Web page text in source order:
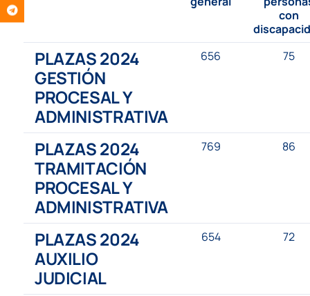
con
PLAZAS 2024
GESTIÓN
PROCESAL Y
ADMINISTRATIVA
656 75
PLAZAS 2024
TRAMITACIÓN
PROCESAL Y
ADMINISTRATIVA
769 86
PLAZAS 2024
AUXILIO
JUDICIAL
654 72